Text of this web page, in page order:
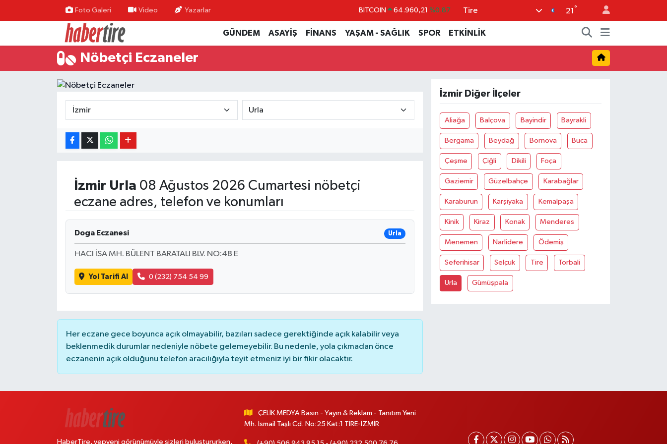
Foto Galeri Video Yazarlar BITCOIN 64.960,21 %0.87
DOLAR 47,7436 %0.18
EURO 55,2510 %0.32
BİST100 13.779
Tire 21 °
GÜNDEM ASAYİŞ FİNANS YAŞAM - SAĞLIK SPOR ETKİNLİK
Nöbetçi Eczaneler
İzmir Urla 08 Ağustos 2026 Cumartesi nöbetçi
eczane adres, telefon ve konumları
Doga Eczanesi Urla
HACI İSA MH. BÜLENT BARATALI BLV. NO:48 E
Yol Tarifi Al 0 (232) 754 54 99
Her eczane gece boyunca açık olmayabilir, bazıları sadece gerektiğinde açık kalabilir veya
beklenmedik durumlar nedeniyle nöbete gelemeyebilir. Bu nedenle, yola çıkmadan önce
eczanenin açık olduğunu telefon aracılığıyla teyit etmeniz iyi bir fikir olacaktır.
İzmir Diğer İlçeler
Aliağa Balçova Bayindir Bayrakli
Bergama Beydağ Bornova Buca
Çeşme Çiğli Dikili Foça
Gaziemir Güzelbahçe Karabağlar
Karaburun Karşiyaka Kemalpaşa
Kinik Kiraz Konak Menderes
Menemen Narlidere Ödemiş
Seferihisar Selçuk Tire Torbali
Urla Gümüşpala
HaberTire, yepyeni görünümüyle sizleri buluştururken,
ÇELİK MEDYA Basın - Yayın & Reklam - Tanıtım Yeni
Mh. İsmail Taşlı Cd. No:25 Kat:1 TİRE-İZMİR
Tire Nöbetçi Eczaneler
Tire Hava Durumu
Tire Trafik Yoğunluk Haritası
Süper Lig Puan Durumu ve Fikstür
Tüm Manşetler